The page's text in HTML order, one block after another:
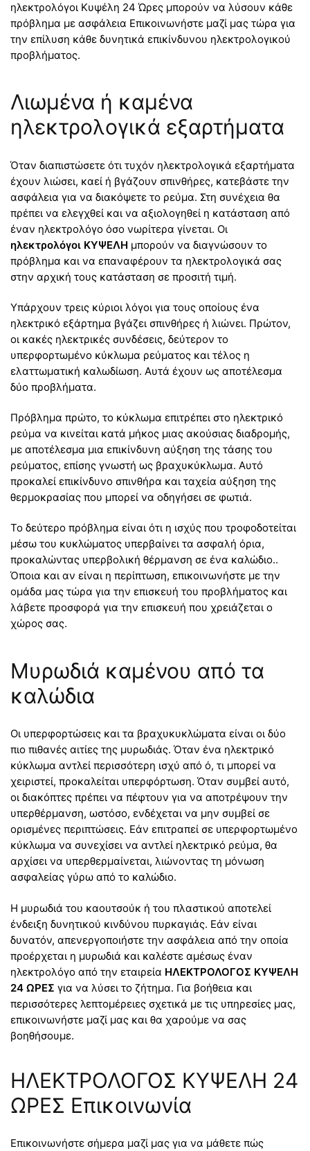
ηλεκτρολόγοι Κυψέλη 24 Ώρες μπορούν να λύσουν κάθε
πρόβλημα με ασφάλεια Επικοινωνήστε μαζί μας τώρα για
την επίλυση κάθε δυνητικά επικίνδυνου ηλεκτρολογικού
προβλήματος.
Λιωμένα ή καμένα
ηλεκτρολογικά εξαρτήματα
Όταν διαπιστώσετε ότι τυχόν ηλεκτρολογικά εξαρτήματα
έχουν λιώσει, καεί ή βγάζουν σπινθήρες, κατεβάστε την
ασφάλεια για να διακόψετε το ρεύμα. Στη συνέχεια θα
πρέπει να ελεγχθεί και να αξιολογηθεί η κατάσταση από
έναν ηλεκτρολόγο όσο νωρίτερα γίνεται. Οι
ηλεκτρολόγοι ΚΥΨΕΛΗ μπορούν να διαγνώσουν το
πρόβλημα και να επαναφέρουν τα ηλεκτρολογικά σας
στην αρχική τους κατάσταση σε προσιτή τιμή.
Υπάρχουν τρεις κύριοι λόγοι για τους οποίους ένα
ηλεκτρικό εξάρτημα βγάζει σπινθήρες ή λιώνει. Πρώτον,
οι κακές ηλεκτρικές συνδέσεις, δεύτερον το
υπερφορτωμένο κύκλωμα ρεύματος και τέλος η
ελαττωματική καλωδίωση. Αυτά έχουν ως αποτέλεσμα
δύο προβλήματα.
Πρόβλημα πρώτο, το κύκλωμα επιτρέπει στο ηλεκτρικό
ρεύμα να κινείται κατά μήκος μιας ακούσιας διαδρομής,
με αποτέλεσμα μια επικίνδυνη αύξηση της τάσης του
ρεύματος, επίσης γνωστή ως βραχυκύκλωμα. Αυτό
προκαλεί επικίνδυνο σπινθήρα και ταχεία αύξηση της
θερμοκρασίας που μπορεί να οδηγήσει σε φωτιά.
Το δεύτερο πρόβλημα είναι ότι η ισχύς που τροφοδοτείται
μέσω του κυκλώματος υπερβαίνει τα ασφαλή όρια,
προκαλώντας υπερβολική θέρμανση σε ένα καλώδιο..
Όποια και αν είναι η περίπτωση, επικοινωνήστε με την
ομάδα μας τώρα για την επισκευή του προβλήματος και
λάβετε προσφορά για την επισκευή που χρειάζεται ο
χώρος σας.
Μυρωδιά καμένου από τα
καλώδια
Οι υπερφορτώσεις και τα βραχυκυκλώματα είναι οι δύο
πιο πιθανές αιτίες της μυρωδιάς. Όταν ένα ηλεκτρικό
κύκλωμα αντλεί περισσότερη ισχύ από ό, τι μπορεί να
χειριστεί, προκαλείται υπερφόρτωση. Όταν συμβεί αυτό,
οι διακόπτες πρέπει να πέφτουν για να αποτρέψουν την
υπερθέρμανση, ωστόσο, ενδέχεται να μην συμβεί σε
ορισμένες περιπτώσεις. Εάν επιτραπεί σε υπερφορτωμένο
κύκλωμα να συνεχίσει να αντλεί ηλεκτρικό ρεύμα, θα
αρχίσει να υπερθερμαίνεται, λιώνοντας τη μόνωση
ασφαλείας γύρω από το καλώδιο.
Η μυρωδιά του καουτσούκ ή του πλαστικού αποτελεί
ένδειξη δυνητικού κινδύνου πυρκαγιάς. Εάν είναι
δυνατόν, απενεργοποιήστε την ασφάλεια από την οποία
προέρχεται η μυρωδιά και καλέστε αμέσως έναν
ηλεκτρολόγο από την εταιρεία ΗΛΕΚΤΡΟΛΟΓΟΣ ΚΥΨΕΛΗ
24 ΩΡΕΣ για να λύσει το ζήτημα. Για βοήθεια και
περισσότερες λεπτομέρειες σχετικά με τις υπηρεσίες μας,
επικοινωνήστε μαζί μας και θα χαρούμε να σας
βοηθήσουμε.
ΗΛΕΚΤΡΟΛΟΓΟΣ ΚΥΨΕΛΗ 24
ΩΡΕΣ Επικοινωνία
Επικοινωνήστε σήμερα μαζί μας για να μάθετε πώς